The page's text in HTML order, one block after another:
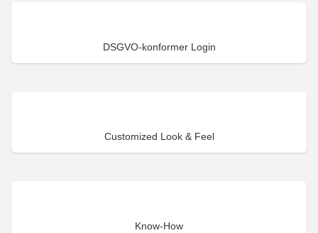
DSGVO-konformer Login
Customized Look & Feel
Know-How